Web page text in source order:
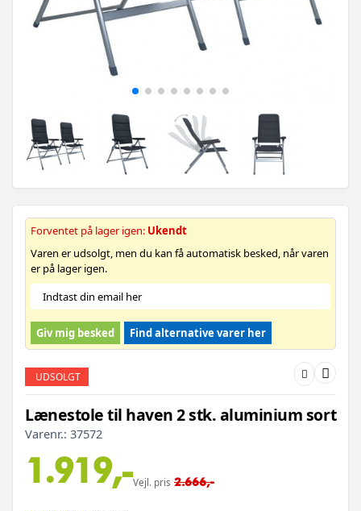
Forventet på lager igen: Ukendt
Varen er udsolgt, men du kan få automatisk besked, når varen
er på lager igen.
Giv mig besked Find alternative varer her
UDSOLGT
Lænestole til haven 2 stk. aluminium sort
Varenr.: 37572
1.919,-Vejl. pris 2.666,-